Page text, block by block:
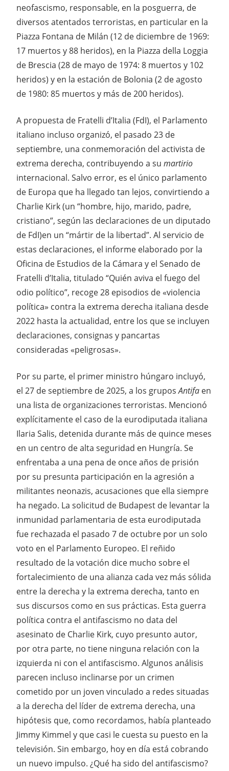
neofascismo, responsable, en la posguerra, de
diversos atentados terroristas, en particular en la
Piazza Fontana de Milán (12 de diciembre de 1969:
17 muertos y 88 heridos), en la Piazza della Loggia
de Brescia (28 de mayo de 1974: 8 muertos y 102
heridos) y en la estación de Bolonia (2 de agosto
de 1980: 85 muertos y más de 200 heridos).
A propuesta de Fratelli d’Italia (FdI), el Parlamento
italiano incluso organizó, el pasado 23 de
septiembre, una conmemoración del activista de
extrema derecha, contribuyendo a su martirio
internacional. Salvo error, es el único parlamento
de Europa que ha llegado tan lejos, convirtiendo a
Charlie Kirk (un “hombre, hijo, marido, padre,
cristiano”, según las declaraciones de un diputado
de FdI)en un “mártir de la libertad”. Al servicio de
estas declaraciones, el informe elaborado por la
Oficina de Estudios de la Cámara y el Senado de
Fratelli d’Italia, titulado “Quién aviva el fuego del
odio político”, recoge 28 episodios de «violencia
política» contra la extrema derecha italiana desde
2022 hasta la actualidad, entre los que se incluyen
declaraciones, consignas y pancartas
consideradas «peligrosas».
Por su parte, el primer ministro húngaro incluyó,
el 27 de septiembre de 2025, a los gruposAntifa en
una lista de organizaciones terroristas. Mencionó
explícitamente el caso de la eurodiputada italiana
Ilaria Salis, detenida durante más de quince meses
en un centro de alta seguridad en Hungría. Se
enfrentaba a una pena de once años de prisión
por su presunta participación en la agresión a
militantes neonazis, acusaciones que ella siempre
ha negado. La solicitud de Budapest de levantar la
inmunidad parlamentaria de esta eurodiputada
fue rechazada el pasado 7 de octubre por un solo
voto en el Parlamento Europeo. El reñido
resultado de la votación dice mucho sobre el
fortalecimiento de una alianza cada vez más sólida
entre la derecha y la extrema derecha, tanto en
sus discursos como en sus prácticas. Esta guerra
política contra el antifascismo no data del
asesinato de Charlie Kirk, cuyo presunto autor,
por otra parte, no tiene ninguna relación con la
izquierda ni con el antifascismo. Algunos análisis
parecen incluso inclinarse por un crimen
cometido por un joven vinculado a redes situadas
a la derecha del líder de extrema derecha, una
hipótesis que, como recordamos, había planteado
Jimmy Kimmel y que casi le cuesta su puesto en la
televisión. Sin embargo, hoy en día está cobrando
un nuevo impulso. ¿Qué ha sido del antifascismo?